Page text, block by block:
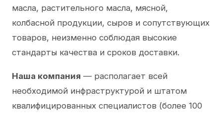
масла, растительного масла, мясной,
колбасной продукции, сыров и сопутствующих
товаров, неизменно соблюдая высокие
стандарты качества и сроков доставки.
Наша компания — располагает всей
необходимой инфраструктурой и штатом
квалифицированных специалистов (более 100